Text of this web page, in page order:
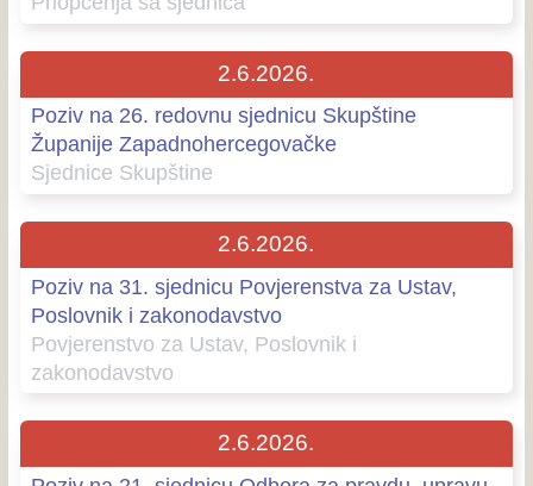
Poziv na 26. redovnu sjednicu Skupštine
Županije Zapadnohercegovačke
2.6.2026.
Sjednice Skupštine
Poziv na 31. sjednicu Povjerenstva za Ustav,
Poslovnik i zakonodavstvo
2.6.2026.
Povjerenstvo za Ustav, Poslovnik i
zakonodavstvo
2.6.2026.